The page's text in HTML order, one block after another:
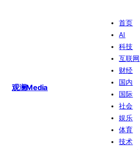
观澜Media
首页
AI
科技
互联网
财经
国内
国际
社会
娱乐
体育
技术